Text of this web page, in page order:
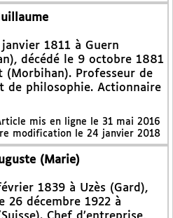
janvier 1811 à Guern
décédé le 9 octobre 1881
(Morbihan). Professeur de
de philosophie. Actionnaire
mis en ligne le 31 mai 2016
modification le 24 janvier 2018
(Marie)
1839 à Uzès (Gard),
26 décembre 1922 à